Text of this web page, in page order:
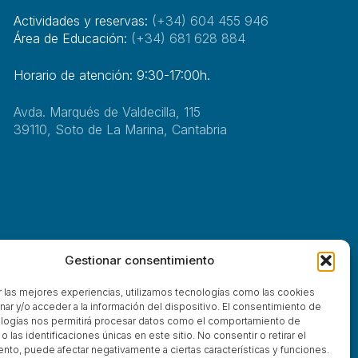
Gestionar consentimiento
las mejores experiencias, utilizamos tecnologías como las cookies
y/o acceder a la información del dispositivo. El consentimiento de
nos permitirá procesar datos como el comportamiento de
las identificaciones únicas en este sitio. No consentir o retirar el
puede afectar negativamente a ciertas características y funciones.
Actividades y reservas: (+34) 604 455 946
Área de Educación: (+34) 681 628 884
Horario de atención: 9:30-17:00h.
Avda. Marqués de Valdecilla, 115
39110, Soto de La Marina, Cantabria
x-
twitter
facebook
linkedinyoutubeinstagram
tiktok phoneemail